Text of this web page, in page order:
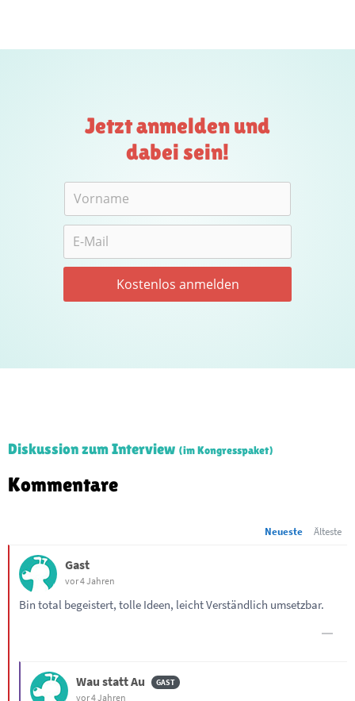
Jetzt anmelden und
dabei sein!
Diskussion zum Interview (im Kongresspaket)
Kommentare
Neueste Älteste
Gast
vor 4 Jahren
Bin total begeistert, tolle Ideen, leicht Verständlich umsetzbar.
Wau statt Au
vor 4 Jahren